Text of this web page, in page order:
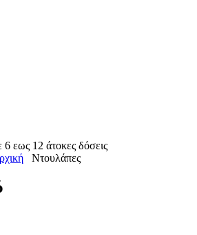
6 εως 12 άτοκες δόσεις
Ντουλάπες